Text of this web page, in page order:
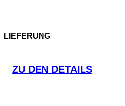
LIEFERUNG
ZU DEN DETAILS